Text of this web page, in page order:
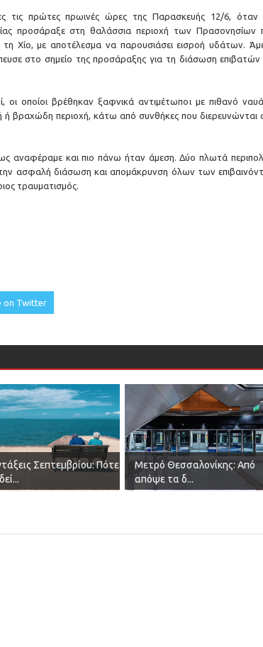
τις πρώτες πρωινές ώρες της Παρασκευής 12/6, όταν
προσάραξε στη θαλάσσια περιοχή των Πρασονησίων
τη Χίο, με αποτέλεσμα να παρουσιάσει εισροή υδάτων.
στο σημείο της προσάραξης για τη διάσωση επιβατών
οποίοι βρέθηκαν ξαφνικά αντιμέτωποι με πιθανό
βραχώδη περιοχή, κάτω από συνθήκες που διερευνώνται
αναφέραμε και πιο πάνω ήταν άμεση. Δύο πλωτά
ασφαλή διάσωση και απομάκρυνση όλων των
τραυματισμός.
on Twitter
Σεπτεμβρίου: Πότε
Μετρό Θεσσαλονίκης: Από
απόψε τα δ...